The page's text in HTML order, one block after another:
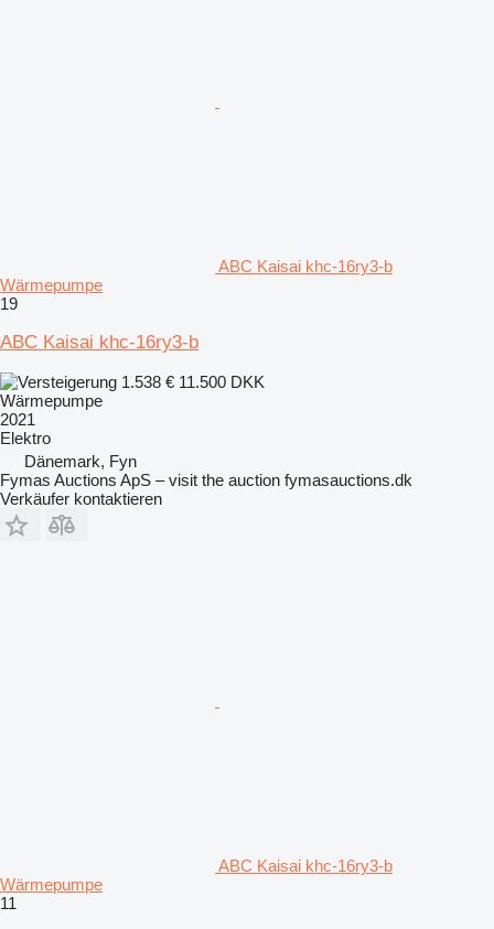
ABC Kaisai khc-16ry3-b
Wärmepumpe
19
ABC Kaisai khc-16ry3-b
1.538 € 11.500 DKK
Wärmepumpe
2021
Elektro
Dänemark, Fyn
Fymas Auctions ApS – visit the auction fymasauctions.dk
Verkäufer kontaktieren
ABC Kaisai khc-16ry3-b
Wärmepumpe
11